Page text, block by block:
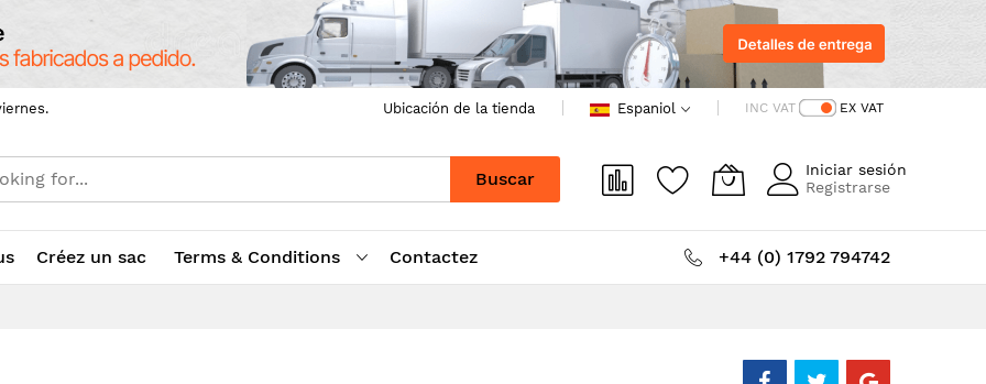
Ubicación de la tienda Espaniol INC VAT EX VAT
Buscar
Iniciar sesión
Registrarse
Créez un sac Terms & Conditions Contactez
+44 (0) 1792 794742